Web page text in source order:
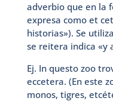
adverbio que en la
expresa como et
historias»). Se
se reitera indica «y
Ej. In questo zoo
eccetera. (En este
monos, tigres,